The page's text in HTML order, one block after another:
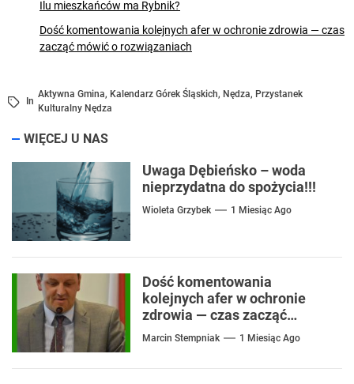
Ilu mieszkańców ma Rybnik?
Dość komentowania kolejnych afer w ochronie zdrowia — czas
zacząć mówić o rozwiązaniach
In
Aktywna Gmina, Kalendarz Górek Śląskich, Nędza, Przystanek
Kulturalny Nędza
WIĘCEJ U NAS
Uwaga Dębieńsko – woda
nieprzydatna do spożycia!!!
Wioleta Grzybek 1 Miesiąc Ago
Dość komentowania
kolejnych afer w ochronie
zdrowia — czas zacząć
mówić o rozwiązaniach
Marcin Stempniak 1 Miesiąc Ago